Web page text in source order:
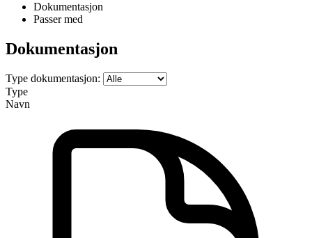
Dokumentasjon
Passer med
Dokumentasjon
Type dokumentasjon:
Type
Navn